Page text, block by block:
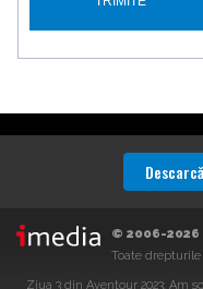
© 2006-
Toate drepturile
Ziua 3 din Aventour 2023: Am